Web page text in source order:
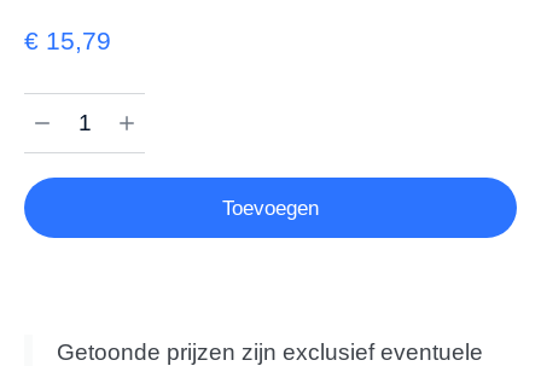
€ 15,79
Toevoegen
Getoonde prijzen zijn exclusief eventuele